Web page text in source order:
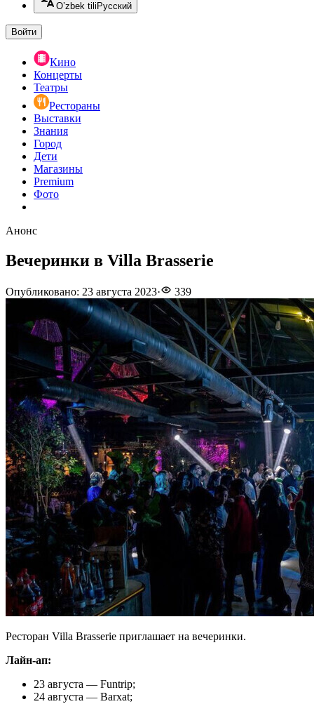
O’zbek tili Русский
Войти
Кино
Концерты
Театры
Рестораны
Выставки
Знания
Город
Дети
Магазины
Premium
Фото
Анонс
Вечеринки в Villa Brasserie
Опубликовано: 23 августа 2023· 339
Ресторан Villa Brasserie приглашает на вечеринки.
Лайн-ап:
23 августа — Funtrip;
24 августа — Barxat;